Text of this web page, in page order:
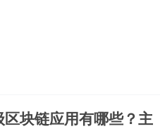
块链应用有哪些？主